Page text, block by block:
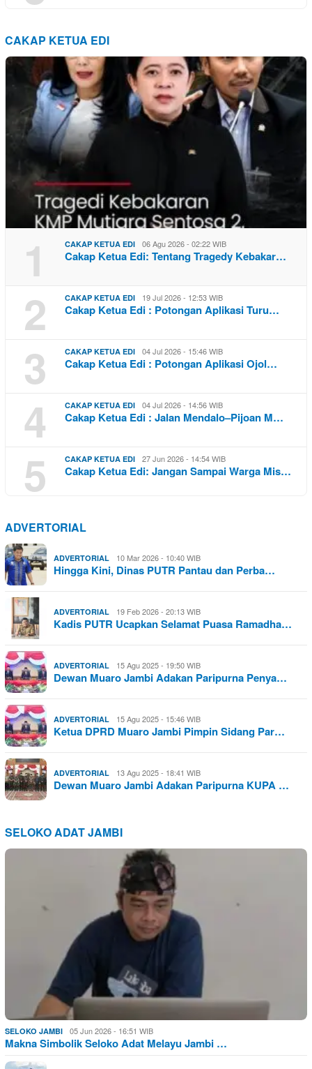
CAKAP KETUA EDI
1 CAKAP KETUA EDI 06 Agu 2026 - 02:22 WIB
Cakap Ketua Edi: Tentang Tragedy Kebakar…
2 CAKAP KETUA EDI 19 Jul 2026 - 12:53 WIB
Cakap Ketua Edi : Potongan Aplikasi Turu…
3 CAKAP KETUA EDI 04 Jul 2026 - 15:46 WIB
Cakap Ketua Edi : Potongan Aplikasi Ojol…
4 CAKAP KETUA EDI 04 Jul 2026 - 14:56 WIB
Cakap Ketua Edi : Jalan Mendalo–Pijoan M…
5 CAKAP KETUA EDI 27 Jun 2026 - 14:54 WIB
Cakap Ketua Edi: Jangan Sampai Warga Mis…
ADVERTORIAL
ADVERTORIAL 10 Mar 2026 - 10:40 WIB
Hingga Kini, Dinas PUTR Pantau dan Perba…
ADVERTORIAL 19 Feb 2026 - 20:13 WIB
Kadis PUTR Ucapkan Selamat Puasa Ramadha…
ADVERTORIAL 15 Agu 2025 - 19:50 WIB
Dewan Muaro Jambi Adakan Paripurna Penya…
ADVERTORIAL 15 Agu 2025 - 15:46 WIB
Ketua DPRD Muaro Jambi Pimpin Sidang Par…
ADVERTORIAL 13 Agu 2025 - 18:41 WIB
Dewan Muaro Jambi Adakan Paripurna KUPA …
SELOKO ADAT JAMBI
SELOKO JAMBI 05 Jun 2026 - 16:51 WIB
Makna Simbolik Seloko Adat Melayu Jambi …